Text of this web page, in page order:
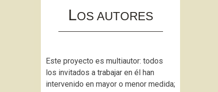
content
LOS AUTORES
Este proyecto es multiautor: todos
los invitados a trabajar en él han
intervenido en mayor o menor medida;